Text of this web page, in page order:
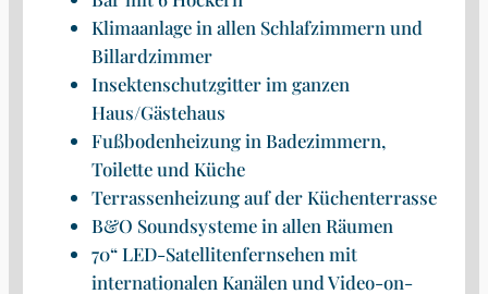
Klimaanlage in allen Schlafzimmern und
Billardzimmer
Insektenschutzgitter im ganzen
Haus/Gästehaus
Fußbodenheizung in Badezimmern,
Toilette und Küche
Terrassenheizung auf der Küchenterrasse
B&O Soundsysteme in allen Räumen
70“ LED-Satellitenfernsehen mit
internationalen Kanälen und Video-on-